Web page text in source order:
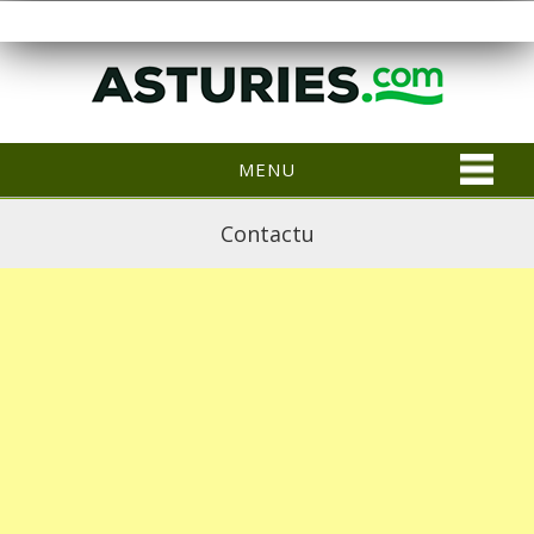
MENU
Contactu